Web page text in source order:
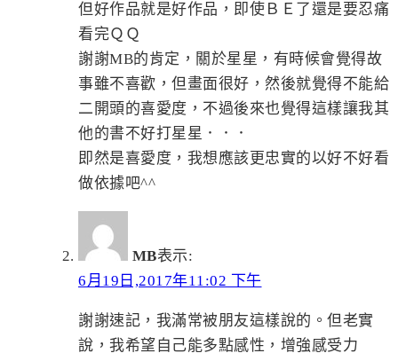
但好作品就是好作品，即使ＢＥ了還是要忍痛
看完ＱＱ
謝謝MB的肯定，關於星星，有時候會覺得故
事雖不喜歡，但畫面很好，然後就覺得不能給
二開頭的喜愛度，不過後來也覺得這樣讓我其
他的書不好打星星．．．
即然是喜愛度，我想應該更忠實的以好不好看
做依據吧^^
MB表示:
6月19日,2017年11:02 下午
謝謝速記，我滿常被朋友這樣說的。但老實
說，我希望自己能多點感性，增強感受力